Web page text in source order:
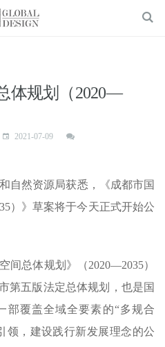
体规划（2020—
2021-07-09
自然资源局获悉，《成都市国
）》草案将于今天正式开始公
总体规划》（2020—2035）
第五版法定总体规划，也是国
部覆盖全域全要素的“多规合
领，建设践行新发展理念的公